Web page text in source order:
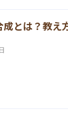
成とは？教